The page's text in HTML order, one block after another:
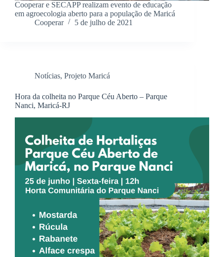
Cooperar e SECAPP realizam evento de educação
em agroecologia aberto para a população de Maricá
Cooperar
5 de julho de 2021
Notícias, Projeto Maricá
Hora da colheita no Parque Céu Aberto – Parque
Nanci, Maricá-RJ